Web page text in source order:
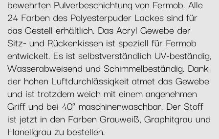
bewehrten Pulverbeschichtung von Fermob. Alle
24 Farben des Polyesterpuder Lackes sind für
das Gestell erhältlich. Das Acryl Gewebe der
Sitz- und Rückenkissen ist speziell für Fermob
entwickelt. Es ist selbstverständlich UV-beständig,
Wasserabweisend und Schimmelbeständig. Dank
der hohen Luftdurchlässigkeit atmet das Gewebe
und ist trotzdem weich mit einem angenehmen
Griff und bei 40° maschinenwaschbar. Der Stoff
ist jetzt in den Farben Grauweiß, Graphitgrau und
Flanellgrau zu bestellen.